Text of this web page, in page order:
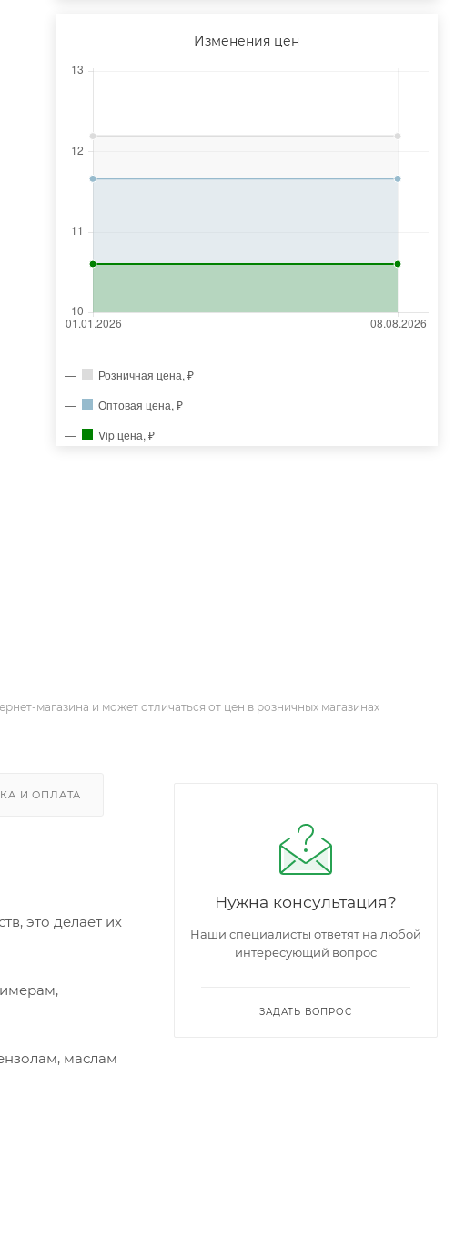
Изменения цен
Розничная цена, ₽
Оптовая цена, ₽
Vip цена, ₽
магазина и может отличаться от цен в розничных магазинах
И ОПЛАТА
это делает их
маслам
Нужна консультация?
Наши специалисты ответят на любой
интересующий вопрос
ЗАДАТЬ ВОПРОС